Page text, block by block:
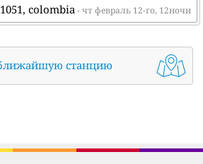
colombia- чт февраль 12-го, 12ночи
станцию